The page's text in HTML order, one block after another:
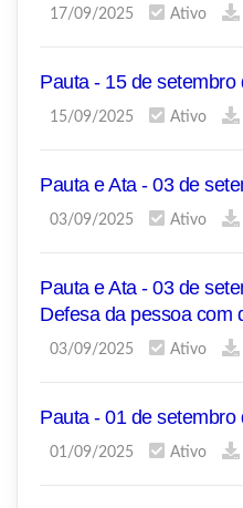
17/09/2025 Ativo
Pauta - 15 de setembro
15/09/2025 Ativo
Pauta e Ata - 03 de
03/09/2025 Ativo
Pauta e Ata - 03 de
Defesa da pessoa com
03/09/2025 Ativo
Pauta - 01 de setembro
01/09/2025 Ativo